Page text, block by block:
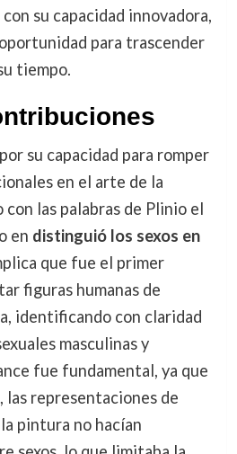
su capacidad innovadora,
para trascender
tiempo.
su capacidad para romper
en el arte de la
las palabras de Plinio el
en distinguió los sexos en
que fue el primer
figuras humanas de
identificando con claridad
masculinas y
fue fundamental, ya que
las representaciones de
pintura no hacían